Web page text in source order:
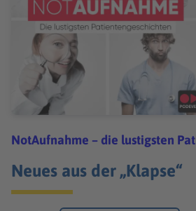
NotAufnahme – die lustigsten
Neues aus der „Klapse“